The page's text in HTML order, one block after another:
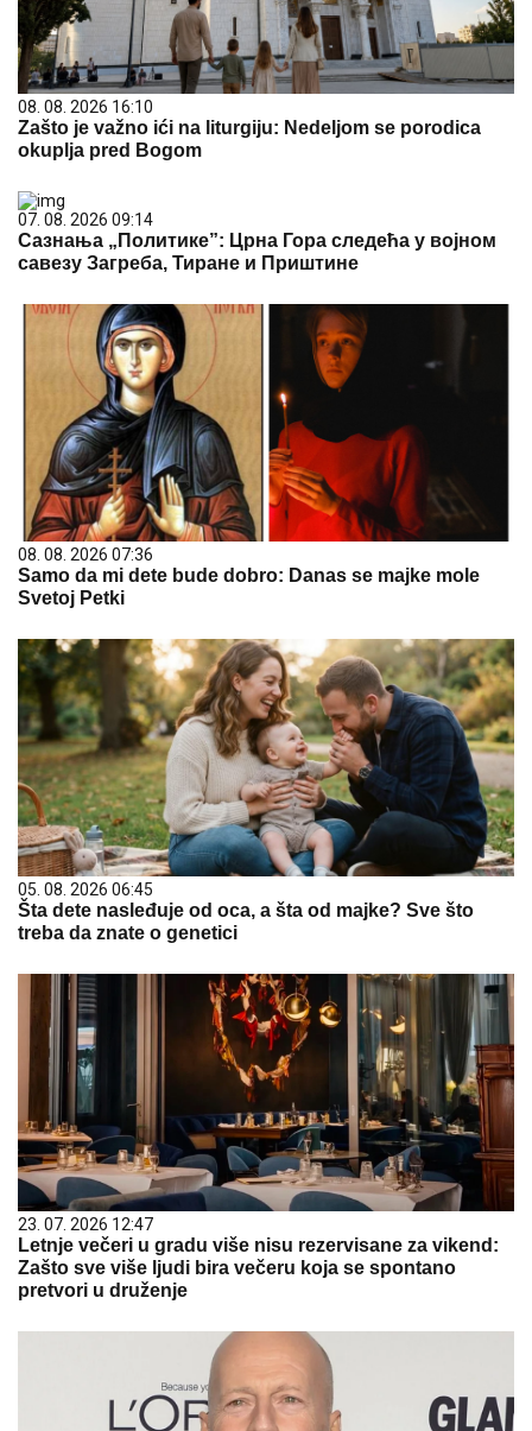
08. 08. 2026 16:10
Zašto je važno ići na liturgiju: Nedeljom se porodica
okuplja pred Bogom
07. 08. 2026 09:14
Сазнања „Политике”: Црна Гора следећа у војном
савезу Загреба, Тиране и Приштине
08. 08. 2026 07:36
Samo da mi dete bude dobro: Danas se majke mole
Svetoj Petki
05. 08. 2026 06:45
Šta dete nasleđuje od oca, a šta od majke? Sve što
treba da znate o genetici
23. 07. 2026 12:47
Letnje večeri u gradu više nisu rezervisane za vikend:
Zašto sve više ljudi bira večeru koja se spontano
pretvori u druženje